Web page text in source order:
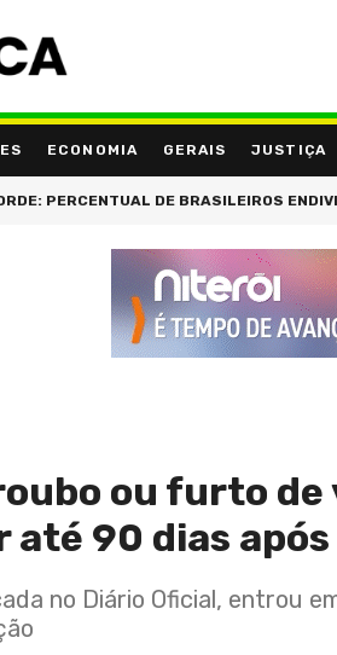
ECONOMIA GERAIS JUSTIÇA
DE BRASILEIROS ENDIVIDADOS
ou furto
até 90 dias
no Diário Oficial, entrou